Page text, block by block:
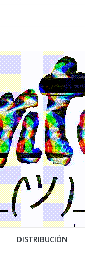
DISTRIBUCIÓN